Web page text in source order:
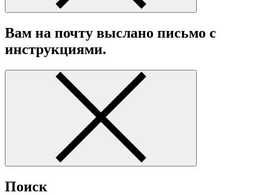
Вам на почту выслано письмо с
инструкциями.
Поиск